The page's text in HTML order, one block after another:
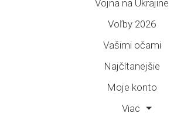
Vojna na Ukrajine
Voľby 2026
Vašimi očami
Najčítanejšie
Moje konto
Viac